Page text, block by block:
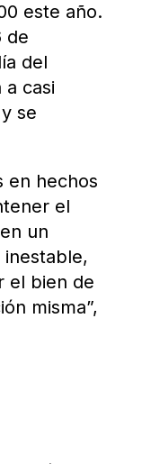
este año.
de
del
a casi
se
en hechos
el
un
el bien de
misma”,